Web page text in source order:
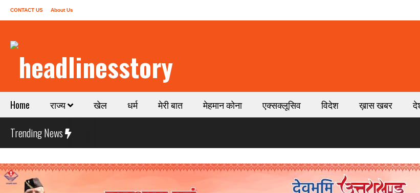
CONTACT US About Us
Home राज्य खेल धर्म मेरी बात मेहमान कोना एक्सक्लूसिव विदेश ख़ास खबर
Trending News